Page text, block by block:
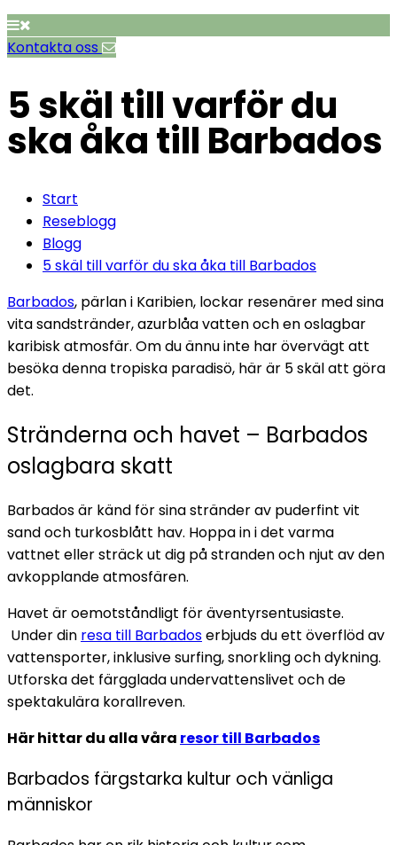
Kontakta oss
5 skäl till varför du
ska åka till Barbados
Start
Reseblogg
Blogg
5 skäl till varför du ska åka till Barbados
Barbados, pärlan i Karibien, lockar resenärer med sina
vita sandstränder, azurblåa vatten och en oslagbar
karibisk atmosfär. Om du ännu inte har övervägt att
besöka denna tropiska paradisö, här är 5 skäl att göra
det.
Stränderna och havet – Barbados
oslagbara skatt
Barbados är känd för sina stränder av puderfint vit
sand och turkosblått hav. Hoppa in i det varma
vattnet eller sträck ut dig på stranden och njut av den
avkopplande atmosfären.
Havet är oemotståndligt för äventyrsentusiaste.
Under din resa till Barbadoserbjuds du ett överflöd av
vattensporter, inklusive surfing, snorkling och dykning.
Utforska det färgglada undervattenslivet och de
spektakulära korallreven.
Här hittar du alla våra resor till Barbados
Barbados färgstarka kultur och vänliga
människor